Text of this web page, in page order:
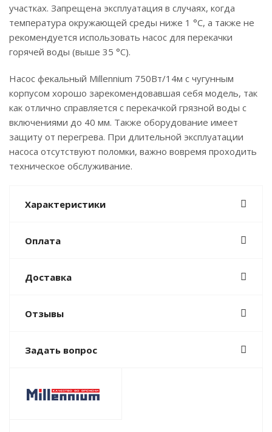
участках. Запрещена эксплуатация в случаях, когда
температура окружающей среды ниже 1 °C, а также не
рекомендуется использовать насос для перекачки
горячей воды (выше 35 °C).
Насос фекальный Millennium 750Вт/14м с чугунным
корпусом хорошо зарекомендовавшая себя модель, так
как отлично справляется с перекачкой грязной воды с
включениями до 40 мм. Также оборудование имеет
защиту от перегрева. При длительной эксплуатации
насоса отсутствуют поломки, важно вовремя проходить
техническое обслуживание.
Характеристики
Оплата
Доставка
Отзывы
Задать вопрос